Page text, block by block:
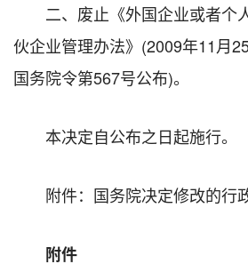
二、废止《外国企业或者个
伙企业管理办法》(2009年11月
国务院令第567号公布)。
本决定自公布之日起施行。
附件：国务院决定修改的行政
附件